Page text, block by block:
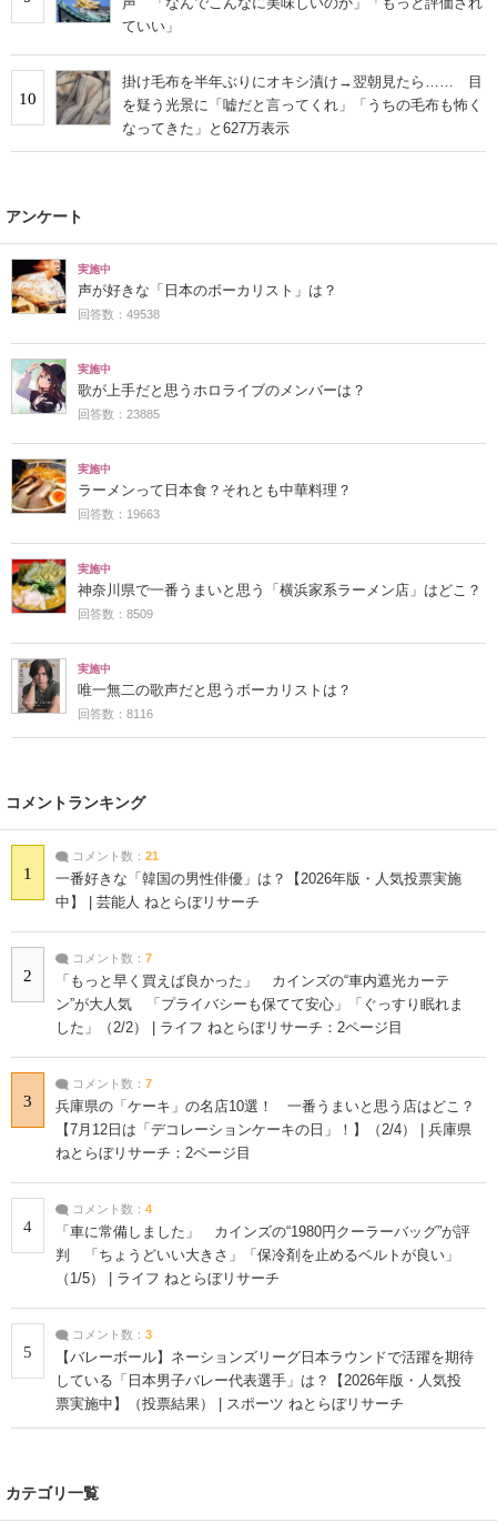
ていい」
10
掛け毛布を半年ぶりにオキシ漬け→翌朝見たら…… 目
を疑う光景に「嘘だと言ってくれ」「うちの毛布も怖く
なってきた」と627万表示
アンケート
実施中
声が好きな「日本のボーカリスト」は？
回答数：49538
実施中
歌が上手だと思うホロライブのメンバーは？
回答数：23885
実施中
ラーメンって日本食？それとも中華料理？
回答数：19663
実施中
神奈川県で一番うまいと思う「横浜家系ラーメン店」はどこ？
回答数：8509
実施中
唯一無二の歌声だと思うボーカリストは？
回答数：8116
コメントランキング
1
コメント数： 21
一番好きな「韓国の男性俳優」は？【2026年版・人気投票実施
中】 | 芸能人 ねとらぼリサーチ
2
コメント数： 7
「もっと早く買えば良かった」 カインズの“車内遮光カーテ
ン”が大人気 「プライバシーも保てて安心」「ぐっすり眠れま
した」（2/2） | ライフ ねとらぼリサーチ：2ページ目
3
コメント数： 7
兵庫県の「ケーキ」の名店10選！ 一番うまいと思う店はどこ？
【7月12日は「デコレーションケーキの日」！】（2/4） | 兵庫県
ねとらぼリサーチ：2ページ目
4
コメント数： 4
「車に常備しました」 カインズの“1980円クーラーバッグ”が評
判 「ちょうどいい大きさ」「保冷剤を止めるベルトが良い」
（1/5） | ライフ ねとらぼリサーチ
5
コメント数： 3
【バレーボール】ネーションズリーグ日本ラウンドで活躍を期待
している「日本男子バレー代表選手」は？【2026年版・人気投
票実施中】（投票結果） | スポーツ ねとらぼリサーチ
カテゴリ一覧